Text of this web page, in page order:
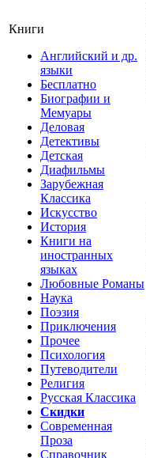
Книги
Английский и др.
языки
Бесплатно
Биографии и
Мемуары
Деловая
Детективы
Детская
Диафильмы
Зарубежная
Классика
Искусство
История
Книги на
иностранных
языках
Любовные Романы
Наука
Поэзия
Приключения
Прочее
Психология
Путеводители
Религия
Русская Классика
Скидки
Современная
Проза
Справочник